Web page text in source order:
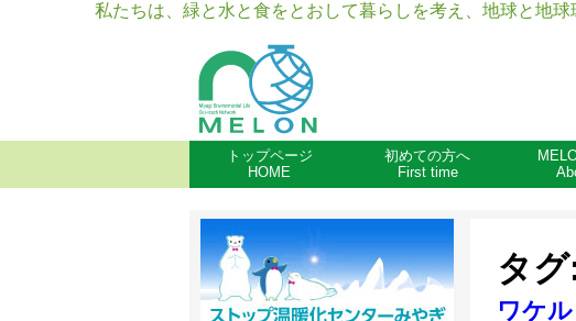
私たちは、緑と水と食をとおして暮らしを考え、地球と地
トップページ
HOME
初めての方へ
First time
タ
ワケ